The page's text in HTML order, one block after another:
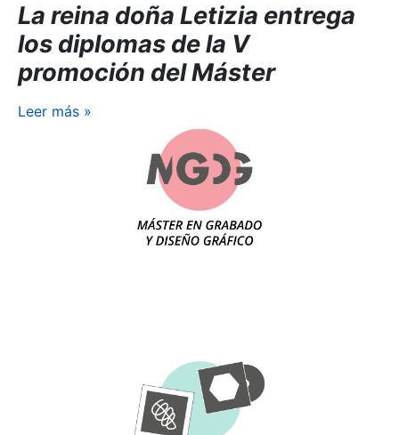
La reina doña Letizia entrega
los diplomas de la V
promoción del Máster
Leer más »